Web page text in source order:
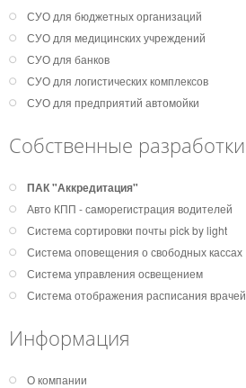
СУО для бюджетных организаций
СУО для медицинских учреждений
СУО для банков
СУО для логистических комплексов
СУО для предприятий автомойки
Собственные разработки
ПАК "Аккредитация"
Авто КПП - саморегистрация водителей
Система сортировки почты pick by light
Система оповещения о свободных кассах
Система управления освещением
Система отображения расписания врачей
Информация
О компании